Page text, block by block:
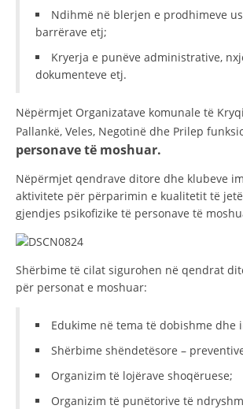
KUSH JEMI NE
VEPRIMTARI
DORACAKË
STRATEGJI
MATERIAL EDUKATIVO
PRESENTATIONS
Ndihmë në blerjen e prodhimeve
barrërave etj;
Kryerja e punëve administrative,
dokumenteve etj.
Nëpërmjet Organizatave komunale të
Pallankë, Veles, Negotinë dhe Prilep
personave të moshuar.
Nëpërmjet qendrave ditore dhe klubeve
aktivitete për përparimin e kualitetit të
gjendjes psikofizike të personave të
Shërbime të cilat sigurohen në qendrat
për personat e moshuar:
Edukime në tema të dobishme dhe
Shërbime shëndetësore –
Organizim të lojërave shoqëruese;
Organizim të punëtorive të